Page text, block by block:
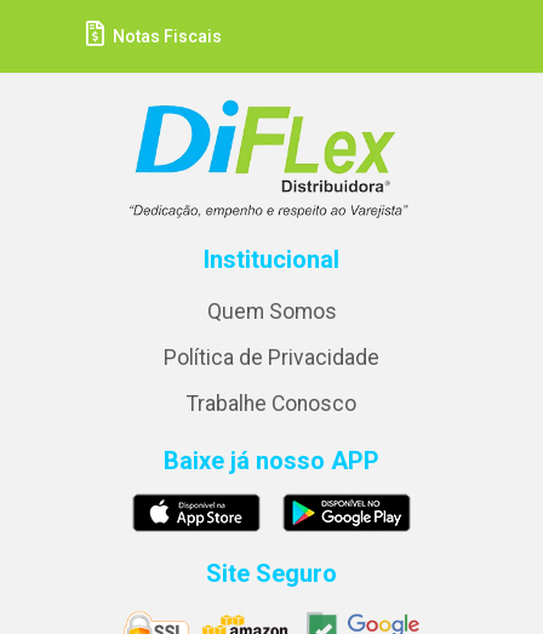
Notas Fiscais
Institucional
Quem Somos
Política de Privacidade
Trabalhe Conosco
Baixe já nosso APP
Site Seguro